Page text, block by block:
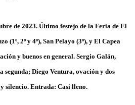
de 2023. Último festejo de la Feria de El
(1º, 2º y 4º), San Pelayo (3º), y El Capea
y buenos en general. Sergio Galán,
segunda; Diego Ventura, ovación y dos
silencio. Entrada: Casi lleno.